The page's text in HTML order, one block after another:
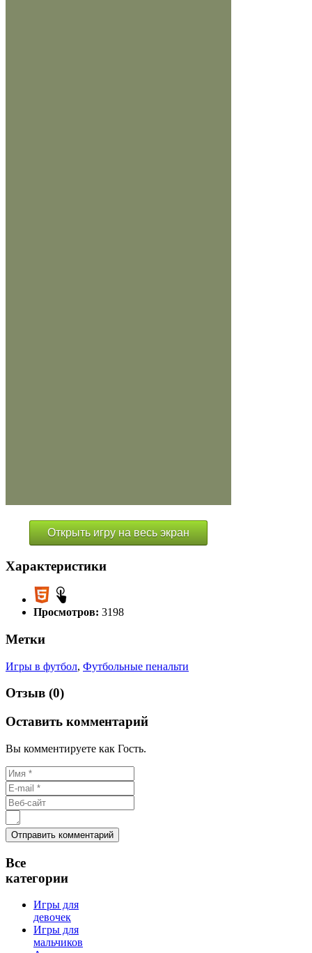
Открыть игру на весь экран
Характеристики
Просмотров: 3198
Метки
Игры в футбол, Футбольные пенальти
Отзыв (0)
Оставить комментарий
Вы комментируете как Гость.
Все
категории
Игры для
девочек
Игры для
мальчиков